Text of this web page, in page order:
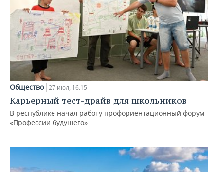
Общество 27 июл, 16:15
Карьерный тест-драйв для школьников
В республике начал работу профориентационный форум
«Профессии будущего»